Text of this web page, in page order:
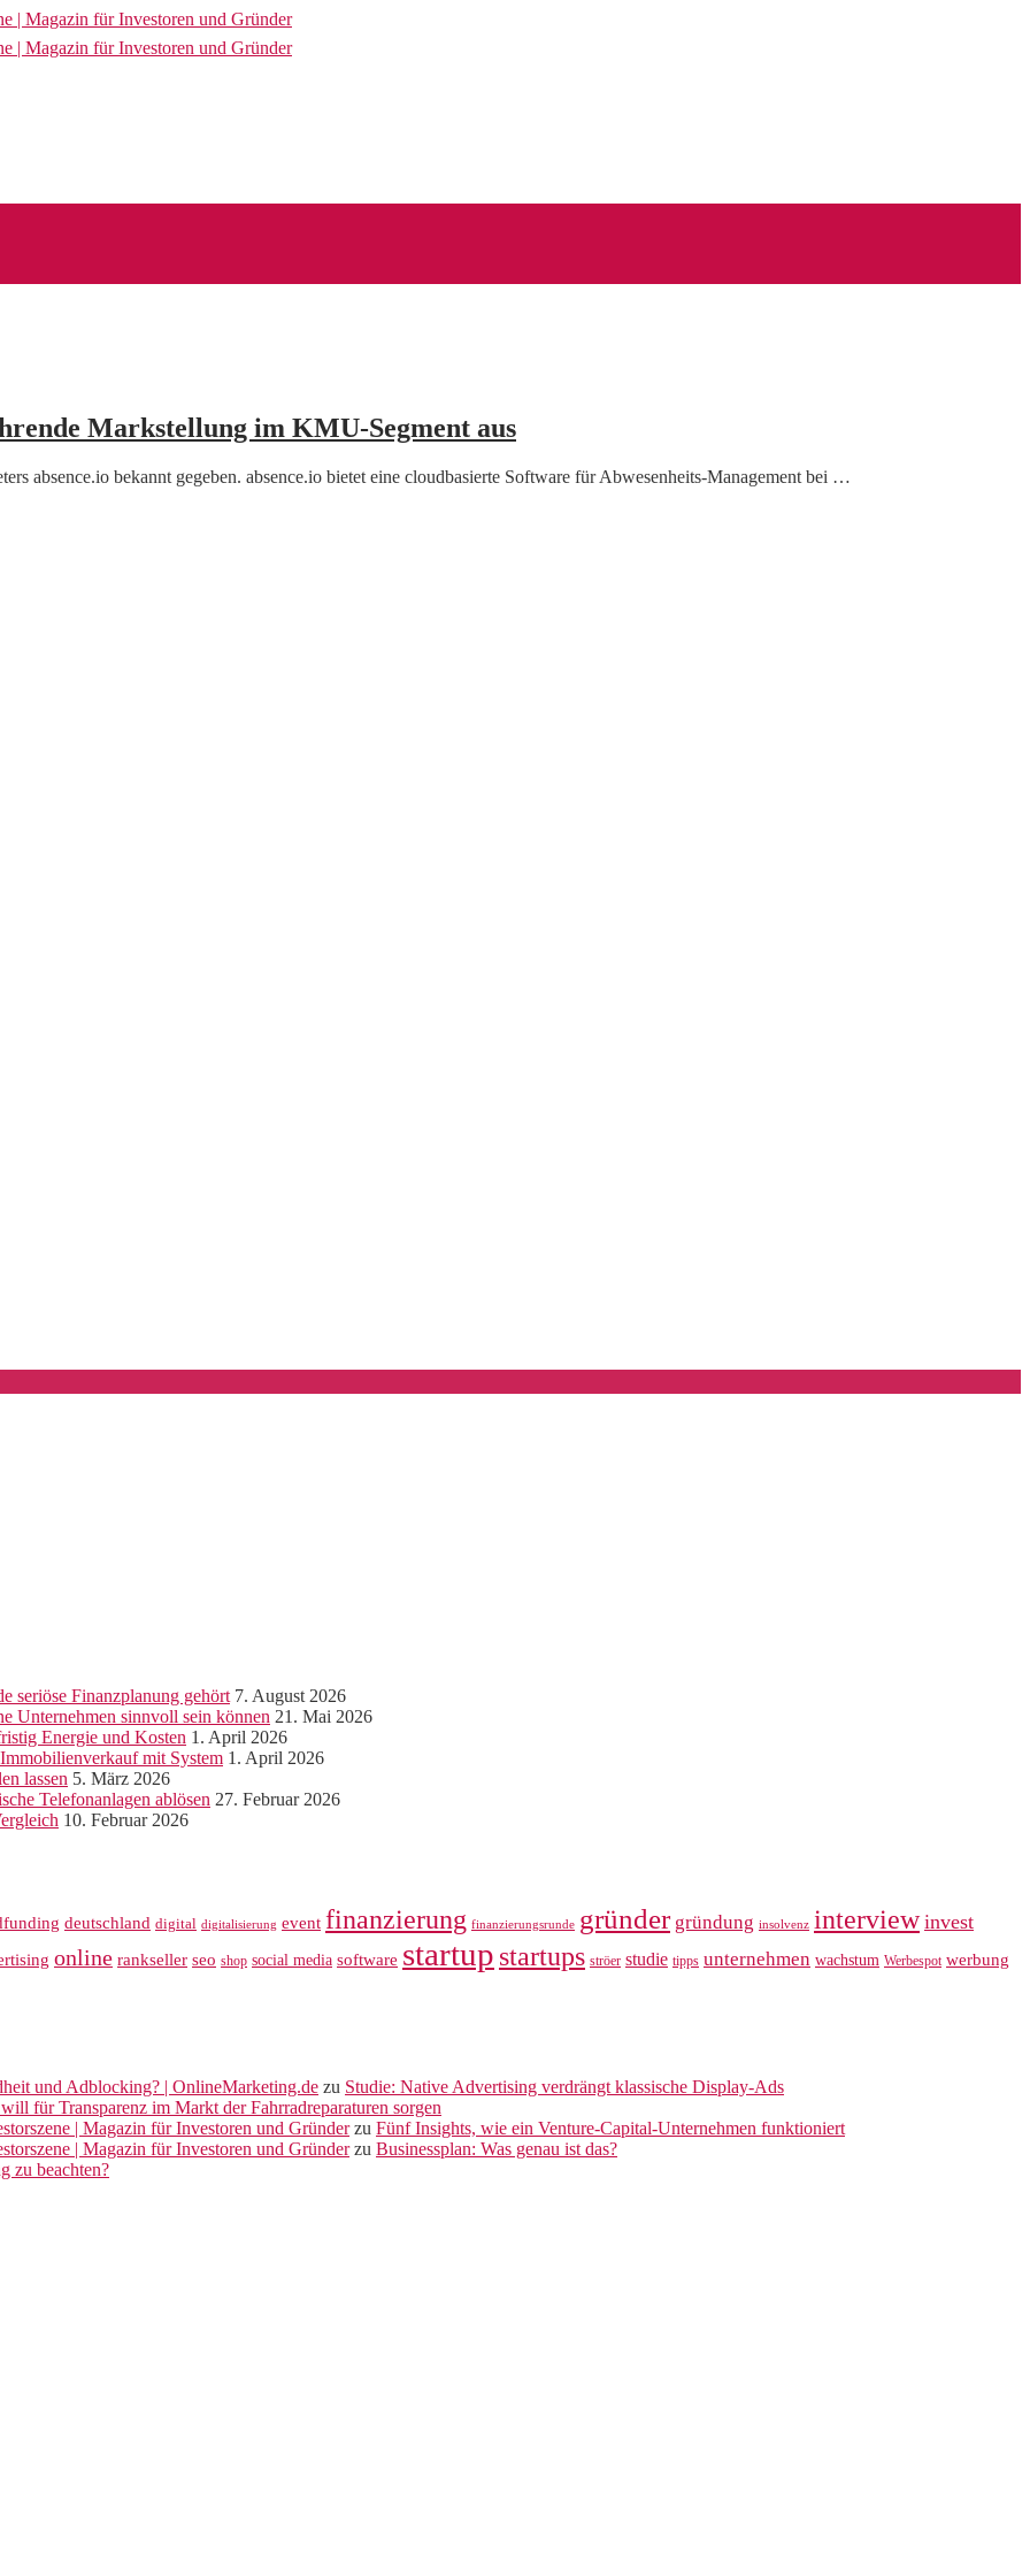
Markstellung im KMU-Segment aus
absence.io bekannt gegeben. absence.io bietet eine cloudbasierte Software für Abwesenheits-Management bei …
seriöse Finanzplanung gehört 7. August 2026
Unternehmen sinnvoll sein können 21. Mai 2026
Energie und Kosten 1. April 2026
mit System 1. April 2026
lassen 5. März 2026
Telefonanlagen ablösen 27. Februar 2026
10. Februar 2026
deutschland digital digitalisierung event finanzierung finanzierungsrunde gründer gründung insolvenz interview invest
online rankseller seo shop social media software startup startups ströer studie tipps unternehmen wachstum Werbespot werbung
und Adblocking? | OnlineMarketing.de zu Studie: Native Advertising verdrängt klassische Display-Ads
für Transparenz im Markt der Fahrradreparaturen sorgen
| Magazin für Investoren und Gründerzu Fünf Insights, wie ein Venture-Capital-Unternehmen funktioniert
| Magazin für Investoren und Gründerzu Businessplan: Was genau ist das?
zu beachten?